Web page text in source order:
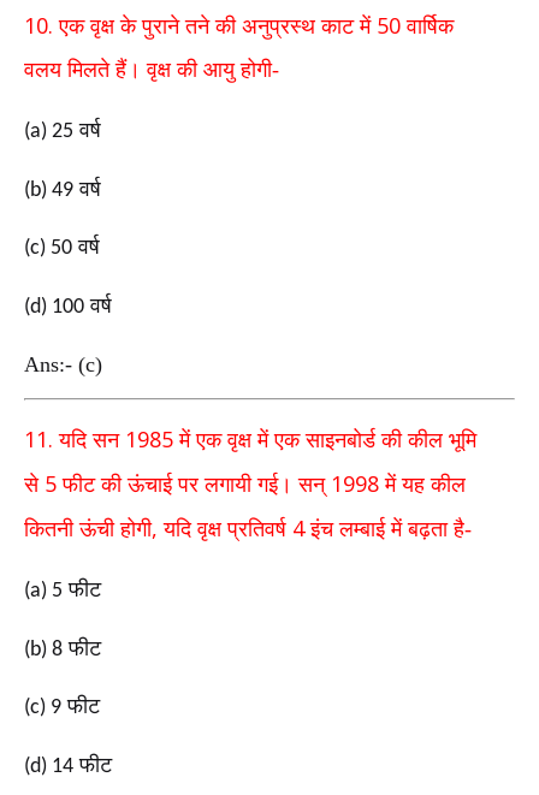
10.एक वृक्ष के पुराने तने की अनुप्रस्थ काट में 50 वार्षिक
वलय मिलते हैं। वृक्ष की आयु होगी-
(a) 25 वर्ष
(b) 49 वर्ष
(c) 50 वर्ष
(d) 100 वर्ष
Ans:- (c)
11.यदि सन 1985 में एक वृक्ष में एक साइनबोर्ड की कील भूमि
से 5 फीट की ऊंचाई पर लगायी गई। सन् 1998 में यह कील
कितनी ऊंची होगी,यदि वृक्ष प्रतिवर्ष 4इंच लम्बाई में बढ़ता है-
(a) 5 फीट
(b) 8 फीट
(c) 9 फीट
(d) 14 फीट